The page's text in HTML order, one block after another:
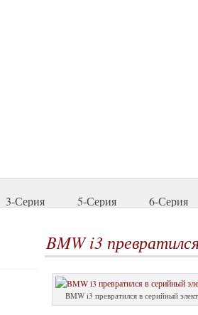
3-Серия 5-Серия 6-Серия
BMW i3
BMW i3 превратился в серийный